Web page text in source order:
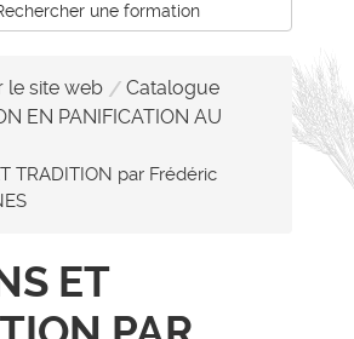
une formation
le site web
Catalogue
EN PANIFICATION AU
TRADITION par Frédéric
ET